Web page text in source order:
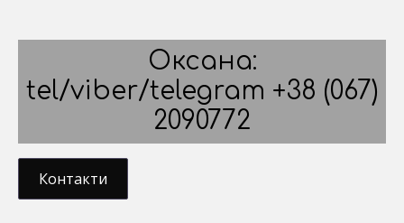
Оксана:
tel/viber/telegram +38 (067)
2090772
Контакти